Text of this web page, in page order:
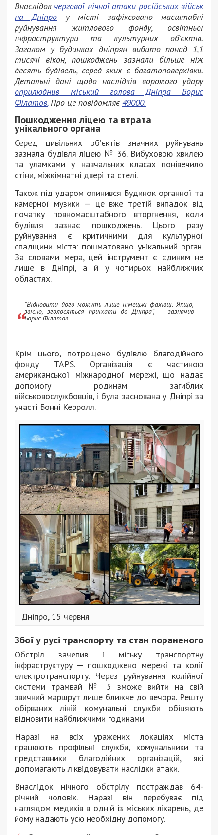
Внаслідок чергової нічної атаки російських військ
на Дніпро у місті зафіксовано масштабні
руйнування житлового фонду, освітньої
інфраструктури та культурних об’єктів.
Загалом у будинках дніпрян вибито понад 1,1
тисячі вікон, пошкоджень зазнали більше ніж
десять будівель, серед яких є багатоповерхівки.
Детальні дані щодо наслідків ворожого удару
оприлюднив міський голова Дніпра Борис
Філатов.Про це повідомляє 49000.
Пошкодження ліцею та втрата
унікального органа
Серед цивільних об’єктів значних руйнувань
зазнала будівля ліцею № 36. Вибуховою хвилею
та уламками у навчальних класах понівечило
стіни, міжкімнатні двері та стелі.
Також під ударом опинився Будинок органної та
камерної музики — це вже третій випадок від
початку повномасштабного вторгнення, коли
будівля зазнає пошкоджень. Цього разу
руйнування є критичними для культурної
спадщини міста: пошматовано унікальний орган.
За словами мера, цей інструмент є єдиним не
лише в Дніпрі, а й у чотирьох найближчих
областях.
“Відновити його можуть лише німецькі фахівці. Якщо,
звісно, зголосяться приїхати до Дніпра”, — зазначив
Борис Філатов.
Крім цього, потрощено будівлю благодійного
фонду TAPS. Організація є частиною
американської міжнародної мережі, що надає
допомогу родинам загиблих
військовослужбовців, і була заснована у Дніпрі за
участі Бонні Керролл.
Дніпро, 15 червня
Збої у русі транспорту та стан пораненого
Обстріл зачепив і міську транспортну
інфраструктуру — пошкоджено мережі та колії
електротранспорту. Через руйнування колійної
системи трамвай № 5 зможе вийти на свій
звичний маршрут лише ближче до вечора. Решту
обірваних ліній комунальні служби обіцяють
відновити найближчими годинами.
Наразі на всіх уражених локаціях міста
працюють профільні служби, комунальники та
представники благодійних організацій, які
допомагають ліквідовувати наслідки атаки.
Внаслідок нічного обстрілу постраждав 64-
річний чоловік. Наразі він перебуває під
наглядом медиків в одній із міських лікарень, де
йому надають усю необхідну допомогу.